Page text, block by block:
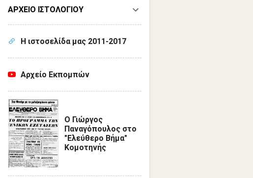
ΑΡΧΕΙΟ ΙΣΤΟΛΟΓΙΟΥ
Η ιστοσελίδα μας 2011-2017
Αρχείο Εκπομπών
Ο Γιώργος
Παναγόπουλος στο
"Ελεύθερο Βήμα"
Κομοτηνής